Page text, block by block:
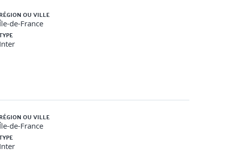
non conformes.
RÉGION OU VILLE
de-France
Inter
RÉGION OU VILLE
de-France
Inter